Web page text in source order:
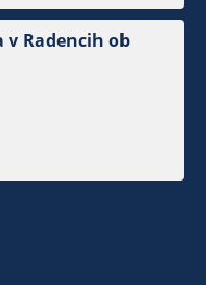
v Radencih ob